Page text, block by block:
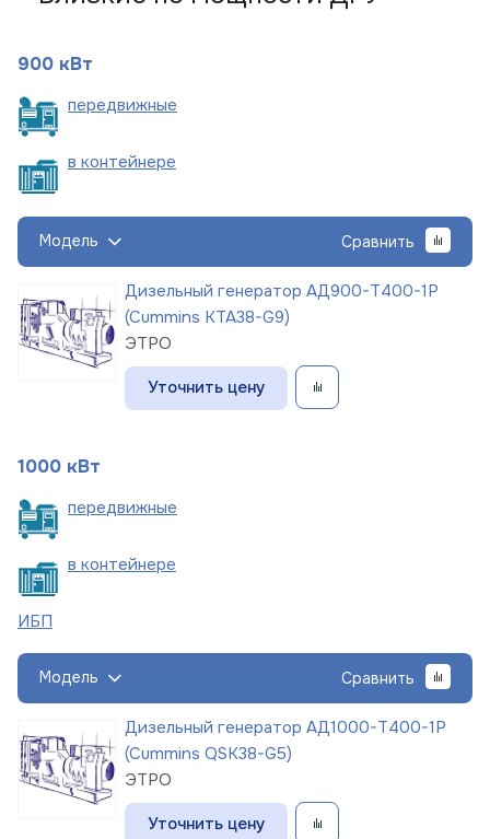
900 кВт
передвижные
в контейнере
Модель Сравнить
Дизельный генератор АД900-Т400-1Р
(Cummins KTA38-G9)
ЭТРО
Уточнить цену
1000 кВт
передвижные
в контейнере
ИБП
Модель Сравнить
Дизельный генератор АД1000-Т400-1Р
(Cummins QSK38-G5)
ЭТРО
Уточнить цену